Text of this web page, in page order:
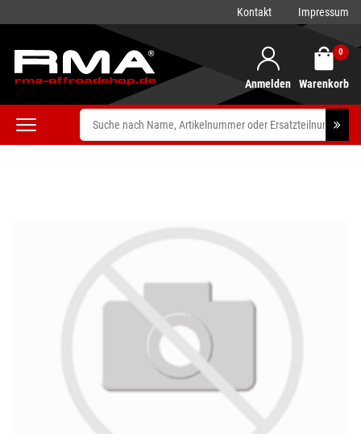
Kontakt Impressum
Anmelden
0
Warenkorb